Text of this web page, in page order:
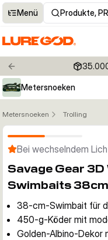
Menü Produkte,
Previous slide
Metersnoeken
Metersnoeken Trolling
Bei wechselndem
Savage Gear
Swimbaits
38-cm-Swimbait für
450-g-Köder mit
Golden-Albino-Dekor